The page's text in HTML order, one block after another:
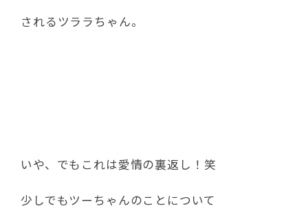
されるツララちゃん。
いや、でもこれは愛情の裏返し！笑
少しでもツーちゃんのことについて